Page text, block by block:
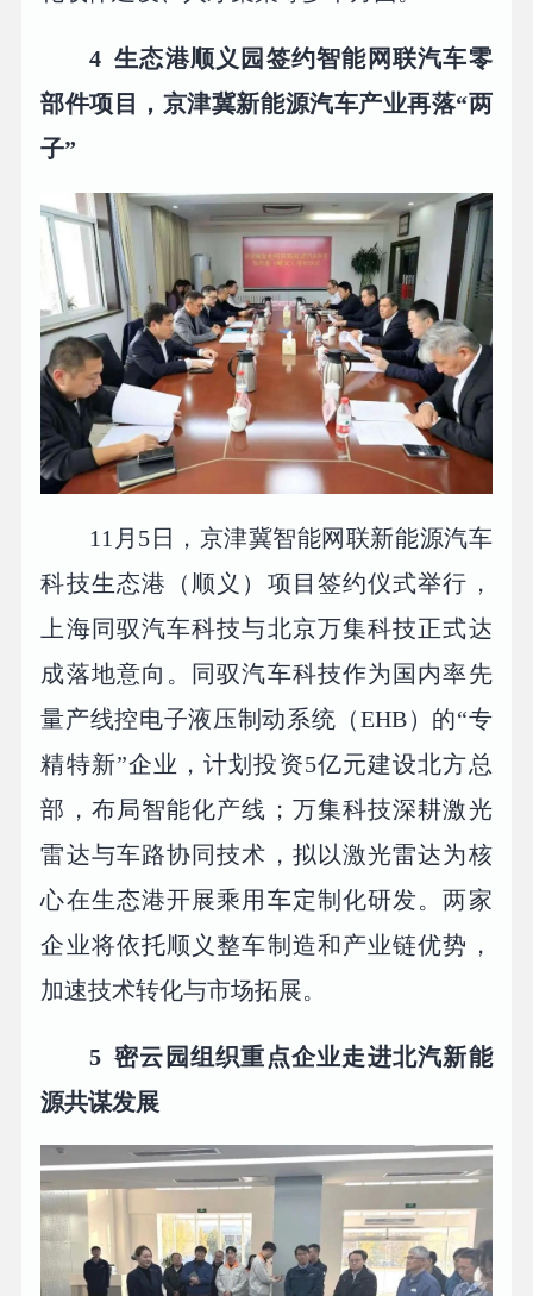
4 生态港顺义园签约智能网联汽车零
部件项目，京津冀新能源汽车产业再落“两
子”
11月5日，京津冀智能网联新能源汽车
科技生态港（顺义）项目签约仪式举行，
上海同驭汽车科技与北京万集科技正式达
成落地意向。同驭汽车科技作为国内率先
量产线控电子液压制动系统（EHB）的“专
精特新”企业，计划投资5亿元建设北方总
部，布局智能化产线；万集科技深耕激光
雷达与车路协同技术，拟以激光雷达为核
心在生态港开展乘用车定制化研发。两家
企业将依托顺义整车制造和产业链优势，
加速技术转化与市场拓展。
5 密云园组织重点企业走进北汽新能
源共谋发展